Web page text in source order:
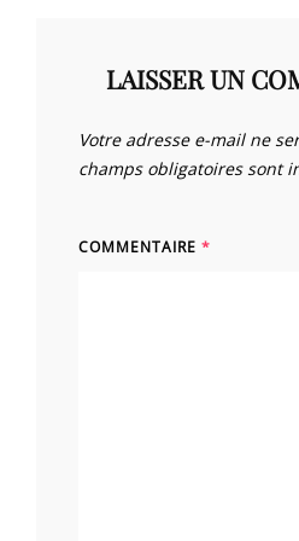
LAISSER UN
Votre adresse e-mail ne
champs obligatoires sont
COMMENTAIRE *